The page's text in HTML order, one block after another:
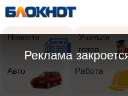
Новости
Учиться
готов
Авто Работа
Реклама